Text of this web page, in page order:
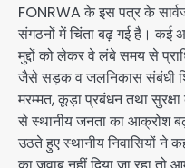
FONRWA के इस पत्र के
संगठनों में चिंता बढ़ गई है। कई
मुद्दों को लेकर वे लंबे समय से
जैसे सड़क व जलनिकास संबंधी
मरम्मत, कूड़ा प्रबंधन तथा
से स्थानीय जनता का आक्रोश
उठते हुए स्थानीय निवासियों ने